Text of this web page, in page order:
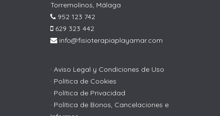
Torremolinos, Málaga
952 123 742
629 323 442
info@fisioterapiaplayamar.com
· Aviso Legal y Condiciones de Uso
· Política de Cookies
· Política de Privacidad
· Política de Bonos, Cancelaciones e